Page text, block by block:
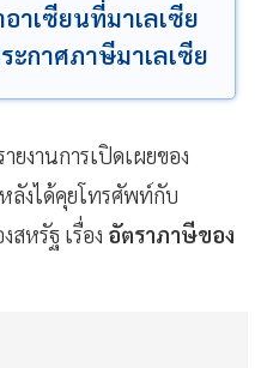
าเซียนที่มาเลเซีย
ะกาศภาษีมาเลเซีย
ยงานการเปิดเผยของ
หลังได้คุยโทรศัพท์กับ
สหรัฐ เรื่อง อัตราภาษีของ